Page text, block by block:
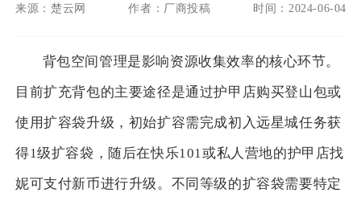
来源： 楚云网 作者： 厂商投稿 时间： 2024-06-04
背包空间管理是影响资源收集效率的核心环节。
目前扩充背包的主要途径是通过护甲店购买登山包或
使用扩容袋升级，初始扩容需完成初入远星城任务获
得1级扩容袋，随后在快乐101或私人营地的护甲店找
妮可支付新币进行升级。不同等级的扩容袋需要特定